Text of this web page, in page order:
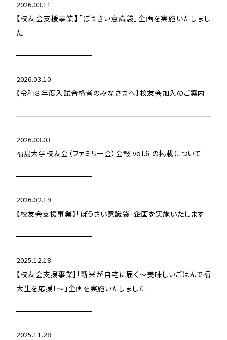
2026.03.11
【校友会支援事業】「ぼうさい意識袋」企画を実施いたしまし
た
2026.03.10
【令和８年度入試合格者のみなさまへ】校友会加入のご案内
2026.03.03
福島大学校友会（ファミリー会）会報 vol.6 の掲載について
2026.02.19
【校友会支援事業】「ぼうさい意識袋」企画を実施いたします
2025.12.18
【校友会支援事業】「新米が自宅に届く～美味しいごはんで福
大生を応援！～」企画を実施いたしました
2025.11.28